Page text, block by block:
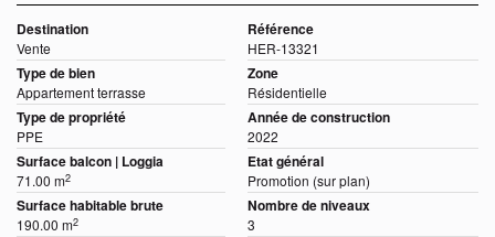
Destination
Vente
Type de bien
Appartement terrasse
Type de propriété
PPE
Surface balcon | Loggia
71.00 m2
Surface habitable brute
190.00 m2
Référence
HER-13321
Zone
Résidentielle
Année de construction
2022
Etat général
Promotion (sur plan)
Nombre de niveaux
3